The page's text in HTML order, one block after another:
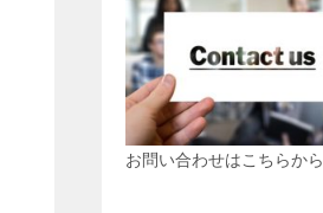
お問い合わせはこちらから